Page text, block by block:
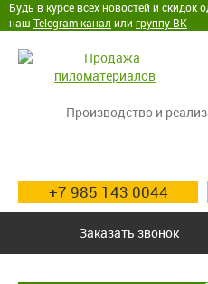
Будь в курсе всех новостей и
наш Telegram канал или группу ВК
Производство и
+7 985 143 0044
Заказать звонок